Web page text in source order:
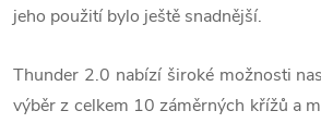
jeho použití bylo ještě snadnější.
Thunder 2.0 nabízí široké možnosti
výběr z celkem 10 záměrných křížů a